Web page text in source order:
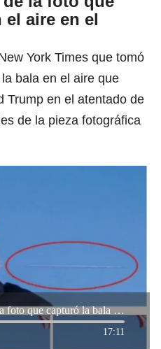
el aire en el
York Times que tomó
bala en el aire que
Trump en el atentado de
de la pieza fotográfica
La historia detrás de la foto que capturó la bala en el aire en el atentando a Trump
17:11